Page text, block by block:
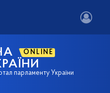
ONLINE
парламенту України